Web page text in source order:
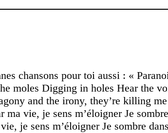
chansons pour toi aussi : «
moles Digging in holes Hear the
and the irony, they’re killing
ma vie, je sens m’éloigner Je
je sens m’éloigner Je sombre